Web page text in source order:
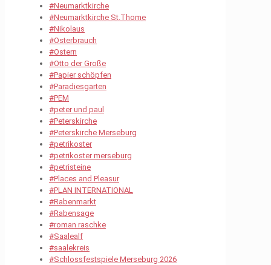
#Neumarktkirche
#Neumarktkirche St.Thome
#Nikolaus
#Osterbrauch
#Ostern
#Otto der Große
#Papier schöpfen
#Paradiesgarten
#PEM
#peter und paul
#Peterskirche
#Peterskirche Merseburg
#petrikoster
#petrikoster merseburg
#petristeine
#Places and Pleasur
#PLAN INTERNATIONAL
#Rabenmarkt
#Rabensage
#roman raschke
#Saalealf
#saalekreis
#Schlossfestspiele Merseburg 2026